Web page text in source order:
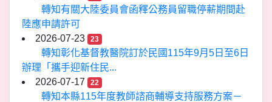
轉知有關大陸委員會函釋公務員留職停薪期間赴
陸應申請許可
2026-07-23
23
轉知彰化基督教醫院訂於民國115年9月5日至6日
辦理「攜手迎新住民...
2026-07-17
22
轉知本縣115年度教師諮商輔導支持服務方案－